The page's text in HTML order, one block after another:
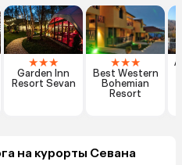
★★★
Garden Inn
Resort Sevan
★★★
Best Western
Bohemian
Resort
на курорты Севана